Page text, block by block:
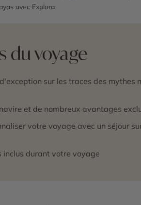
avec Explora
du voyage
sur les traces des mythes
et de nombreux avantages
votre voyage avec un séjour
inclus durant votre voyage